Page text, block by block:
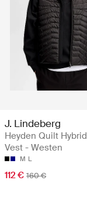
J. Lindeberg
Heyden Quilt Hybrid
Vest - Westen
M L
112 € 160 €